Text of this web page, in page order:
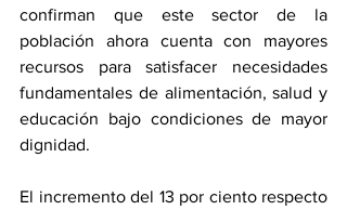
confirman que este sector de la
población ahora cuenta con mayores
recursos para satisfacer necesidades
fundamentales de alimentación, salud y
educación bajo condiciones de mayor
dignidad.
El incremento del 13 por ciento respecto